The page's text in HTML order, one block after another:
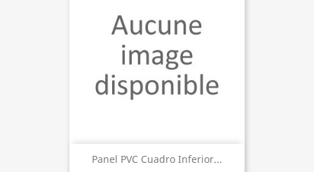
Panel PVC Cuadro Inferior...